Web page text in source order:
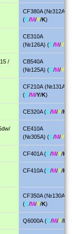
CF380A (№312A)
(C/M/Y/K)
CE310А
(№126A) (C/M/Y
/
CB540A
(№125A) (C/M/Y
CF210А (№131A)
(C/M/Y/K)
CE320A (C/M/Y/K
CE410A
(№305А) (C/M/Y
CF401A (C/M/Y/K
CF410A (C/M/Y/K
CF350A (№130A)
(C/M/Y/K)
Q6000A (C/M/Y/K